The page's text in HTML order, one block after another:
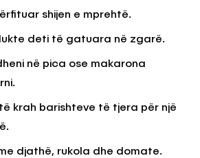
shijen e mprehtë.
deti të gatuara në zgarë.
në pica ose makarona
krah barishteve të tjera për një
djathë, rukola dhe domate.